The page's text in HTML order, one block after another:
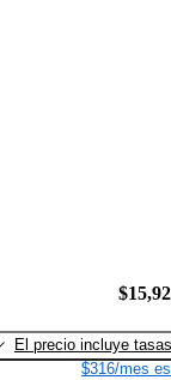
El precio incluye tasas
$316/mes